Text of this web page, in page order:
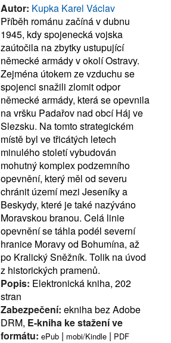
Autor: Kupka Karel Václav
Příběh románu začíná v dubnu
1945, kdy spojenecká vojska
zaútočila na zbytky ustupující
německé armády v okolí Ostravy.
Zejména útokem ze vzduchu se
spojenci snažili zlomit odpor
německé armády, která se opevnila
na vršku Padařov nad obcí Háj ve
Slezsku. Na tomto strategickém
místě byl ve třicátých letech
minulého století vybudován
mohutný komplex podzemního
opevnění, který měl od severu
chránit území mezi Jeseníky a
Beskydy, které je také nazýváno
Moravskou branou. Celá linie
opevnění se táhla podél severní
hranice Moravy od Bohumína, až
po Kralický Sněžník. Tolik na úvod
z historických pramenů.
Popis: Elektronická kniha, 202
stran
Zabezpečení: ekniha bez Adobe
DRM, E-kniha ke stažení ve
formátu: ePub | mobi/Kindle | PDF